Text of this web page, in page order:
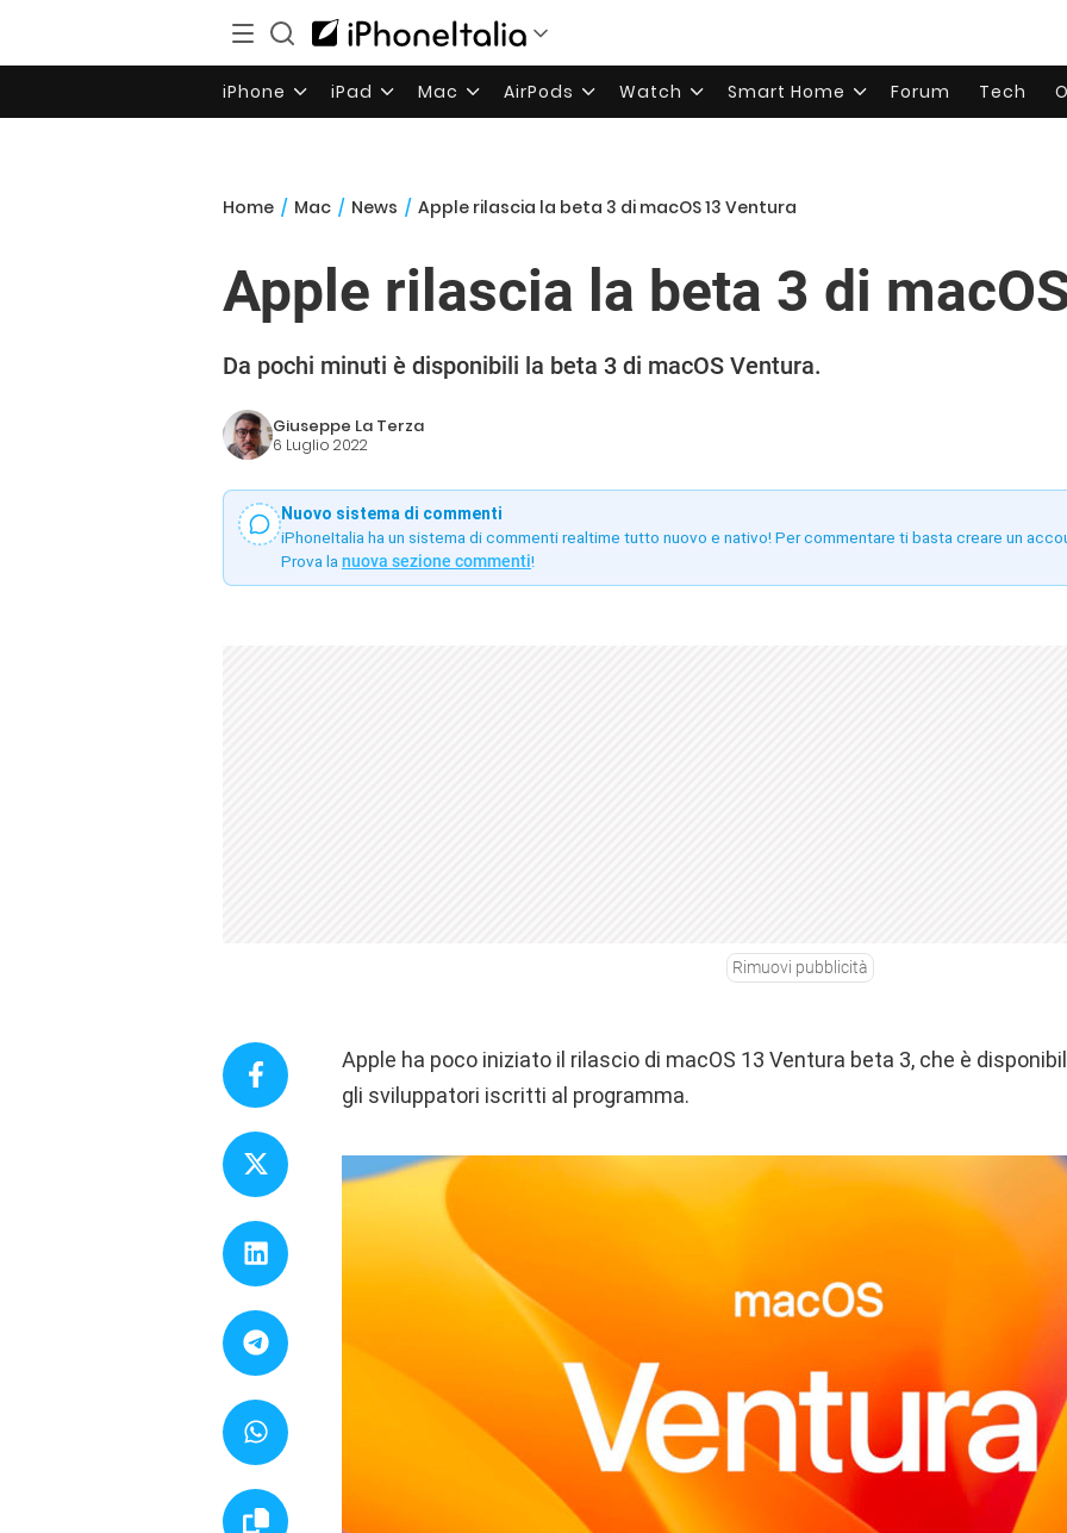
iPhone iPad Mac AirPods Watch Smart Home Forum Tech
Home / Mac / News / Apple rilascia la beta 3 di macOS 13 Ventura
Apple rilascia la beta 3 di
Da pochi minuti è disponibili la beta 3 di macOS Ventura.
Giuseppe La Terza
6 Luglio 2022
Nuovo sistema di commenti
iPhoneItalia ha un sistema di commenti realtime tutto nuovo e nativo! Per commentare ti basta creare un
Prova la nuova sezione commenti!
Rimuovi pubblicità
Apple ha poco iniziato il rilascio di macOS 13 Ventura beta 3, che è
gli sviluppatori iscritti al programma.